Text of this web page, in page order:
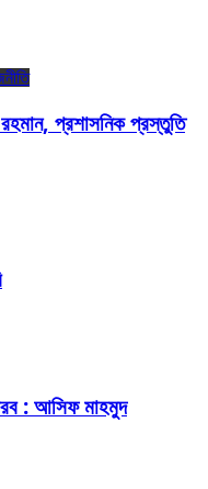
প্রশাসনিক প্রস্তুতি
: আসিফ মাহমুদ